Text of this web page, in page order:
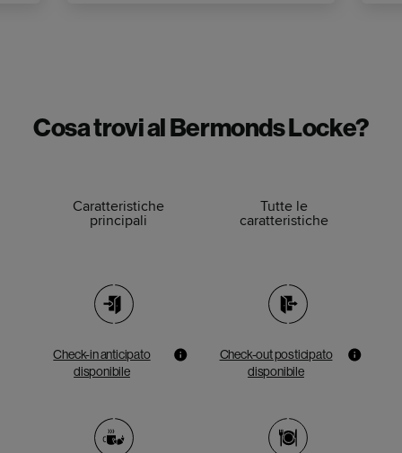
Cosa trovi al Bermonds Locke?
Caratteristiche
principali
Tutte le
caratteristiche
Check-in anticipato
disponibile
Check-out posticipato
disponibile